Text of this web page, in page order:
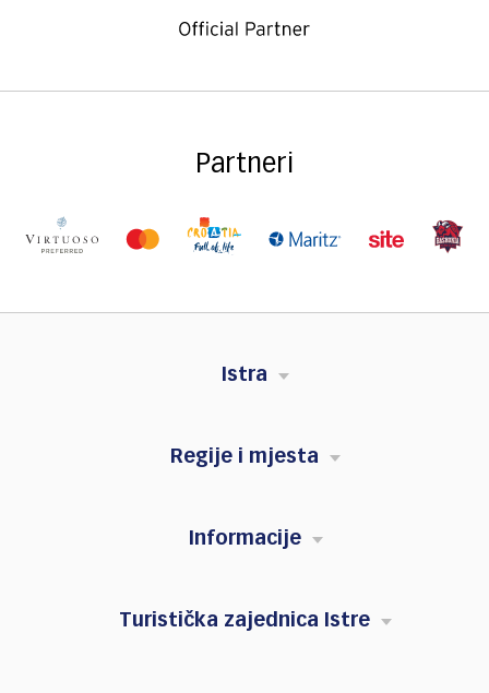
Partneri
Istra
Regije i mjesta
Informacije
Turistička zajednica Istre